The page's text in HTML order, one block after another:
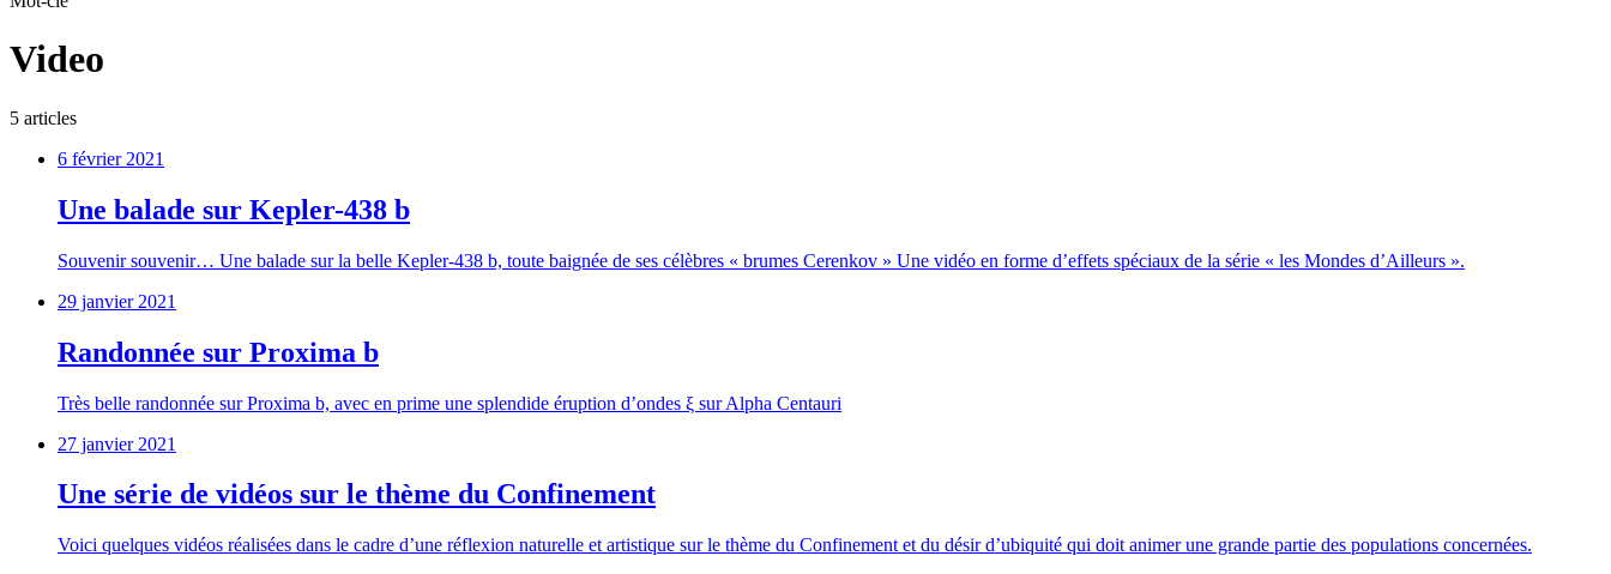
Video
5 articles
6 février 2021
Une balade sur Kepler-438 b
Souvenir souvenir… Une balade sur la belle Kepler-438 b, toute baignée de ses célèbres « brumes Cerenkov » Une vidéo en forme d’effets spéciaux de la série « les Mondes d’Ailleurs ».
29 janvier 2021
Randonnée sur Proxima b
Très belle randonnée sur Proxima b, avec en prime une splendide éruption d’ondes ξ sur Alpha Centauri
27 janvier 2021
Une série de vidéos sur le thème du Confinement
Voici quelques vidéos réalisées dans le cadre d’une réflexion naturelle et artistique sur le thème du Confinement et du désir d’ubiquité qui doit animer une grande partie des populations concernées.